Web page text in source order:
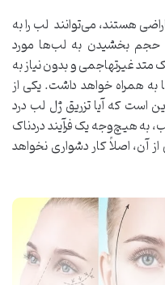
هستند، می‌توانند لب را به
بخشیدن به لب‌ها مورد
متد غیرتهاجمی و بدون نیاز به
همراه خواهد داشت. یکی از
است که آیا تزریق ژل لب درد
به هیچ‌وجه یک فرآیند دردناک
آن، اصلاً کار دشواری نخواهد